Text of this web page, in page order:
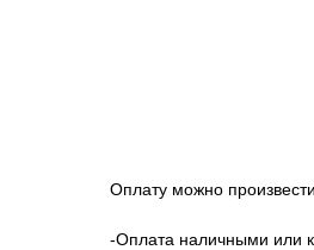
Оплату можно
-Оплата наличными или